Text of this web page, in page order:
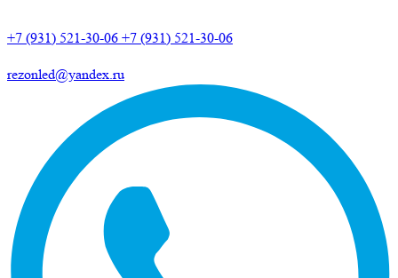
+7 (931) 521-30-06 +7 (931) 521-30-06
rezonled@yandex.ru